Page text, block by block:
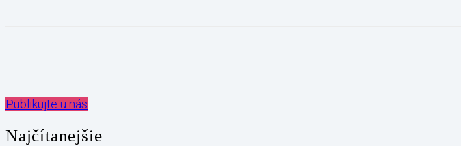
Publikujte u nás
Najčítanejšie